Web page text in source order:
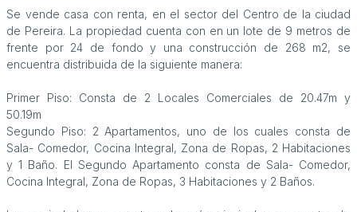
Se vende casa con renta, en el sector del Centro de la ciudad
de Pereira. La propiedad cuenta con en un lote de 9 metros de
frente por 24 de fondo y una construcción de 268 m2, se
encuentra distribuida de la siguiente manera:
Primer Piso: Consta de 2 Locales Comerciales de 20.47m y
50.19m
Segundo Piso: 2 Apartamentos, uno de los cuales consta de
Sala- Comedor, Cocina Integral, Zona de Ropas, 2 Habitaciones
y 1 Baño. El Segundo Apartamento consta de Sala- Comedor,
Cocina Integral, Zona de Ropas, 3 Habitaciones y 2 Baños.